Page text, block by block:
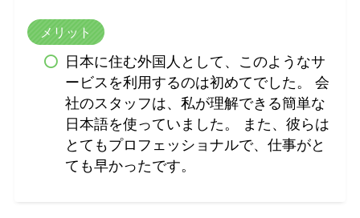
メリット
日本に住む外国人として、このようなサ
ービスを利用するのは初めてでした。 会
社のスタッフは、私が理解できる簡単な
日本語を使っていました。 また、彼らは
とてもプロフェッショナルで、仕事がと
ても早かったです。